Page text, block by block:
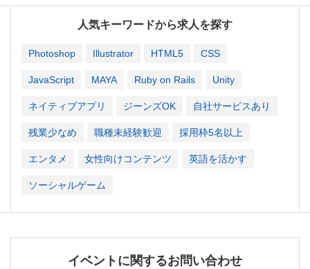
人気キーワードから求人を探す
Photoshop Illustrator HTML5 CSS
JavaScript MAYA Ruby on Rails Unity
ネイティブアプリ ジーンズOK 自社サービスあり
残業少なめ 職種未経験歓迎 採用枠5名以上
エンタメ 女性向けコンテンツ 英語を活かす
ソーシャルゲーム
イベントに関するお問い合わせ